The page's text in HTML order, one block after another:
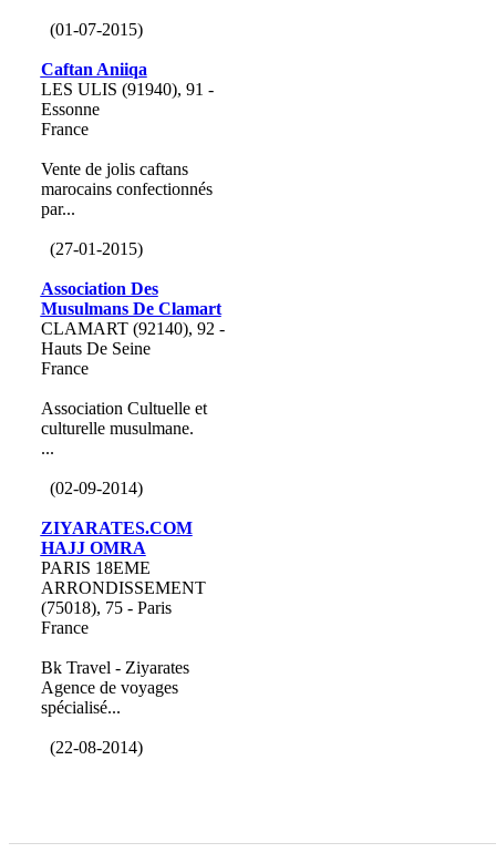
(01-07-2015)
Caftan Aniiqa
LES ULIS (91940), 91 -
Essonne
France
Vente de jolis caftans
marocains confectionnés
par...
(27-01-2015)
Association Des
Musulmans De Clamart
CLAMART (92140), 92 -
Hauts De Seine
France
Association Cultuelle et
culturelle musulmane.
...
(02-09-2014)
ZIYARATES.COM
HAJJ OMRA
PARIS 18EME
ARRONDISSEMENT
(75018), 75 - Paris
France
Bk Travel - Ziyarates
Agence de voyages
spécialisé...
(22-08-2014)